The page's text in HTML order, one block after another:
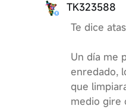
TK323588
Te dice
Un día me
enredado,
que
medio gire